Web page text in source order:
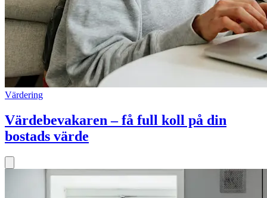
Värdering
Värdebevakaren – få full koll på din
bostads värde